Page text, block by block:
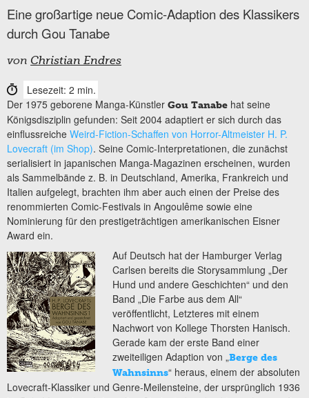
Eine großartige neue Comic-Adaption des Klassikers
durch Gou Tanabe
von Christian Endres
Lesezeit: 2 min.
Der 1975 geborene Manga-Künstler Gou Tanabe hat seine
Königsdisziplin gefunden: Seit 2004 adaptiert er sich durch das
einflussreiche Weird-Fiction-Schaffen von Horror-Altmeister H. P.
Lovecraft (im Shop). Seine Comic-Interpretationen, die zunächst
serialisiert in japanischen Manga-Magazinen erscheinen, wurden
als Sammelbände z. B. in Deutschland, Amerika, Frankreich und
Italien aufgelegt, brachten ihm aber auch einen der Preise des
renommierten Comic-Festivals in Angoulême sowie eine
Nominierung für den prestigeträchtigen amerikanischen Eisner
Award ein.
Auf Deutsch hat der Hamburger Verlag
Carlsen bereits die Storysammlung „Der
Hund und andere Geschichten“ und den
Band „Die Farbe aus dem All“
veröffentlicht, Letzteres mit einem
Nachwort von Kollege Thorsten Hanisch.
Gerade kam der erste Band einer
zweiteiligen Adaption von „Berge des
Wahnsinns“ heraus, einem der absoluten
Lovecraft-Klassiker und Genre-Meilensteine, der ursprünglich 1936